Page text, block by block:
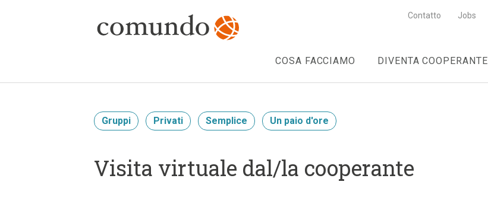
Contatto Jobs
COSA FACCIAMO DIVENTA COOPERANTE
Gruppi Privati Semplice Un paio d'ore
Visita virtuale dal/la cooperante